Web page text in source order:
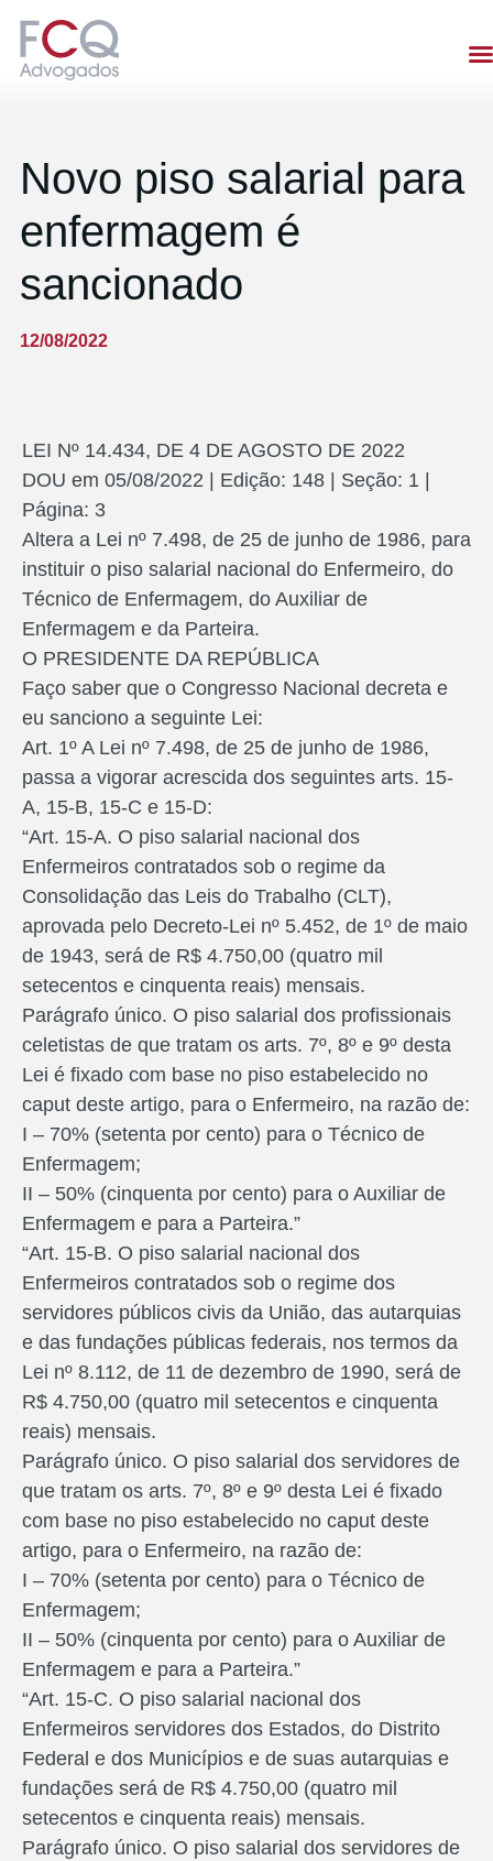
Novo piso salarial para
enfermagem é
sancionado
12/08/2022
LEI Nº 14.434, DE 4 DE AGOSTO DE 2022
DOU em 05/08/2022 | Edição: 148 | Seção: 1 |
Página: 3
Altera a Lei nº 7.498, de 25 de junho de 1986, para
instituir o piso salarial nacional do Enfermeiro, do
Técnico de Enfermagem, do Auxiliar de
Enfermagem e da Parteira.
O PRESIDENTE DA REPÚBLICA
Faço saber que o Congresso Nacional decreta e
eu sanciono a seguinte Lei:
Art. 1º A Lei nº 7.498, de 25 de junho de 1986,
passa a vigorar acrescida dos seguintes arts. 15-
A, 15-B, 15-C e 15-D:
“Art. 15-A. O piso salarial nacional dos
Enfermeiros contratados sob o regime da
Consolidação das Leis do Trabalho (CLT),
aprovada pelo Decreto-Lei nº 5.452, de 1º de maio
de 1943, será de R$ 4.750,00 (quatro mil
setecentos e cinquenta reais) mensais.
Parágrafo único. O piso salarial dos profissionais
celetistas de que tratam os arts. 7º, 8º e 9º desta
Lei é fixado com base no piso estabelecido no
caput deste artigo, para o Enfermeiro, na razão de:
I – 70% (setenta por cento) para o Técnico de
Enfermagem;
II – 50% (cinquenta por cento) para o Auxiliar de
Enfermagem e para a Parteira.”
“Art. 15-B. O piso salarial nacional dos
Enfermeiros contratados sob o regime dos
servidores públicos civis da União, das autarquias
e das fundações públicas federais, nos termos da
Lei nº 8.112, de 11 de dezembro de 1990, será de
R$ 4.750,00 (quatro mil setecentos e cinquenta
reais) mensais.
Parágrafo único. O piso salarial dos servidores de
que tratam os arts. 7º, 8º e 9º desta Lei é fixado
com base no piso estabelecido no caput deste
artigo, para o Enfermeiro, na razão de:
I – 70% (setenta por cento) para o Técnico de
Enfermagem;
II – 50% (cinquenta por cento) para o Auxiliar de
Enfermagem e para a Parteira.”
“Art. 15-C. O piso salarial nacional dos
Enfermeiros servidores dos Estados, do Distrito
Federal e dos Municípios e de suas autarquias e
fundações será de R$ 4.750,00 (quatro mil
setecentos e cinquenta reais) mensais.
Parágrafo único. O piso salarial dos servidores de